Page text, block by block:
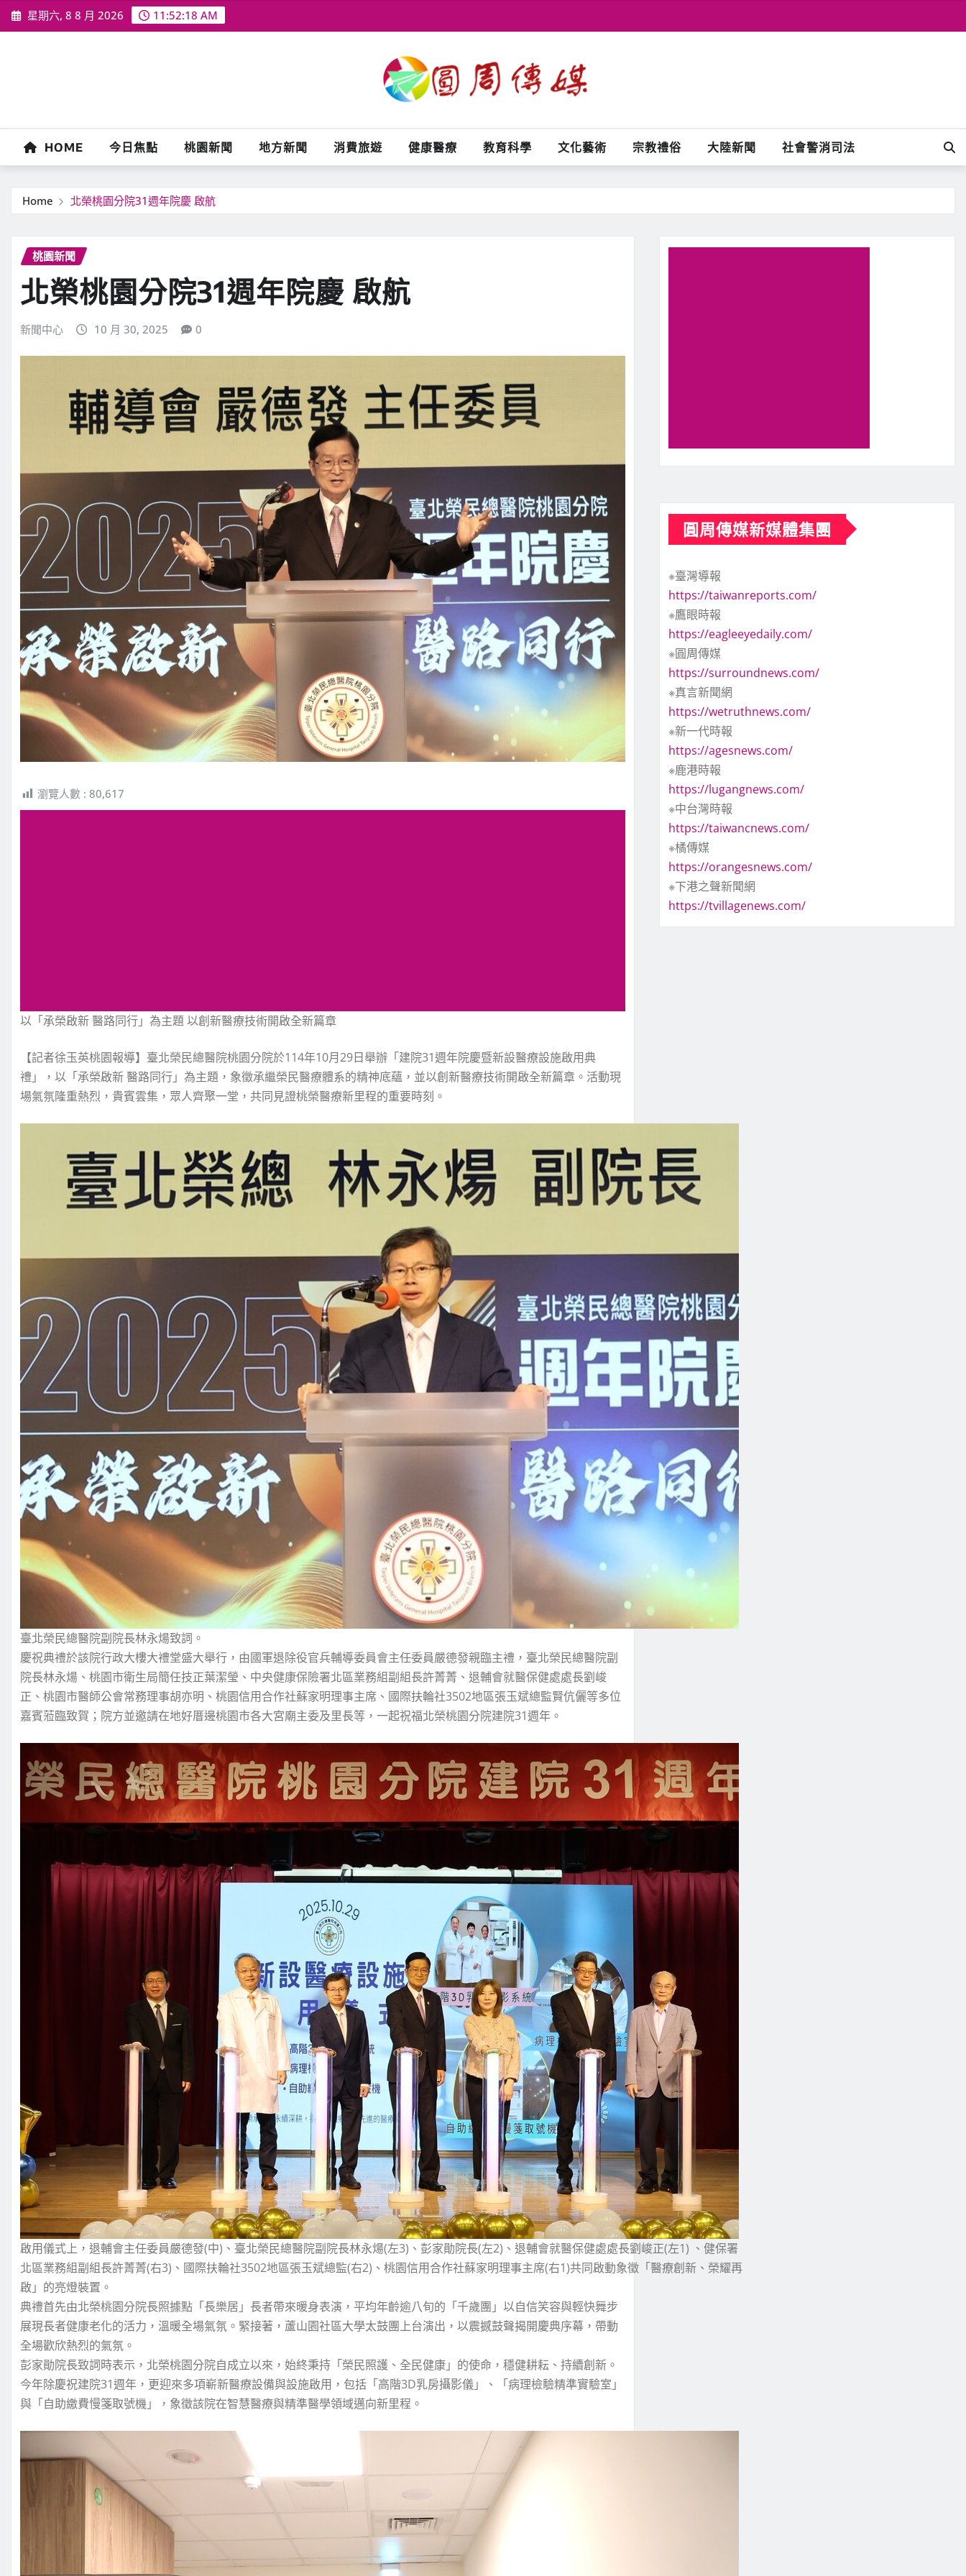
Skip
to
星期六, 8 8 月 2026 11:52:20 AM
HOME 今日焦點 桃園新聞 地方新聞 消費旅遊 健康醫療 教育科學 文化藝術 宗教禮俗 大陸新聞 社會警消司法
Home 北榮桃園分院31週年院慶 啟航
桃園新聞
北榮桃園分院31週年院慶 啟航
新聞中心 10 月 30, 2025 0
瀏覽人數 : 80,617
以「承榮啟新 醫路同行」為主題 以創新醫療技術開啟全新篇章
【記者徐玉英桃園報導】臺北榮民總醫院桃園分院於114年10月29日舉辦「建院31週年院慶暨新設醫療設施啟用典
禮」，以「承榮啟新 醫路同行」為主題，象徵承繼榮民醫療體系的精神底蘊，並以創新醫療技術開啟全新篇章。活動現
場氣氛隆重熱烈，貴賓雲集，眾人齊聚一堂，共同見證桃榮醫療新里程的重要時刻。
臺北榮民總醫院副院長林永煬致詞。
慶祝典禮於該院行政大樓大禮堂盛大舉行，由國軍退除役官兵輔導委員會主任委員嚴德發親臨主禮，臺北榮民總醫院副
院長林永煬、桃園市衛生局簡任技正葉潔瑩、中央健康保險署北區業務組副組長許菁菁、退輔會就醫保健處處長劉峻
正、桃園市醫師公會常務理事胡亦明、桃園信用合作社蘇家明理事主席、國際扶輪社3502地區張玉斌總監賢伉儷等多位
嘉賓蒞臨致賀；院方並邀請在地好厝邊桃園市各大宮廟主委及里長等，一起祝福北榮桃園分院建院31週年。
啟用儀式上，退輔會主任委員嚴德發(中)、臺北榮民總醫院副院長林永煬(左3)、彭家勛院長(左2)、退輔會就醫保健處處長劉峻正(左1) 、健保署
北區業務組副組長許菁菁(右3)、國際扶輪社3502地區張玉斌總監(右2)、桃園信用合作社蘇家明理事主席(右1)共同啟動象徵「醫療創新、榮耀再
啟」的亮燈裝置。
典禮首先由北榮桃園分院長照據點「長樂居」長者帶來暖身表演，平均年齡逾八旬的「千歲團」以自信笑容與輕快舞步
展現長者健康老化的活力，溫暖全場氣氛。緊接著，蘆山園社區大學太鼓團上台演出，以震撼鼓聲揭開慶典序幕，帶動
全場歡欣熱烈的氣氛。
彭家勛院長致詞時表示，北榮桃園分院自成立以來，始終秉持「榮民照護、全民健康」的使命，穩健耕耘、持續創新。
今年除慶祝建院31週年，更迎來多項嶄新醫療設備與設施啟用，包括「高階3D乳房攝影儀」、「病理檢驗精準實驗室」
與「自助繳費慢箋取號機」，象徵該院在智慧醫療與精準醫學領域邁向新里程。
圓周傳媒新媒體集團
※臺灣導報
https://taiwanreports.com/
※鷹眼時報
https://eagleeyedaily.com/
※圓周傳媒
https://surroundnews.com/
※真言新聞網
https://wetruthnews.com/
※新一代時報
https://agesnews.com/
※鹿港時報
https://lugangnews.com/
※中台灣時報
https://taiwancnews.com/
※橘傳媒
https://orangesnews.com/
※下港之聲新聞網
https://tvillagenews.com/